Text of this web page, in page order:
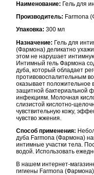
Наименование: Гель для
Производитель: Farmona
Упаковка: 300 мл
Назначение: Гель для
(Фармона) деликатно
этом не нарушает
Интимный гель Фармона
дуба, который обладает
противовоспалительным
оказывает положительное
защитной бактериальной
инфекциям. Молочная
слизистой кислотно-
чувствительную кожу,
чувство жжения.
Способ применения:
дуба Farmona (Фармона)
интимные участки тела.
водой. Использовать
В нашем интернет-
гигиены Farmona